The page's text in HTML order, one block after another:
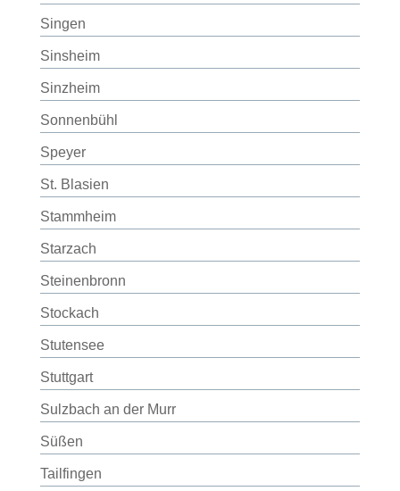
Singen
Sinsheim
Sinzheim
Sonnenbühl
Speyer
St. Blasien
Stammheim
Starzach
Steinenbronn
Stockach
Stutensee
Stuttgart
Sulzbach an der Murr
Süßen
Tailfingen